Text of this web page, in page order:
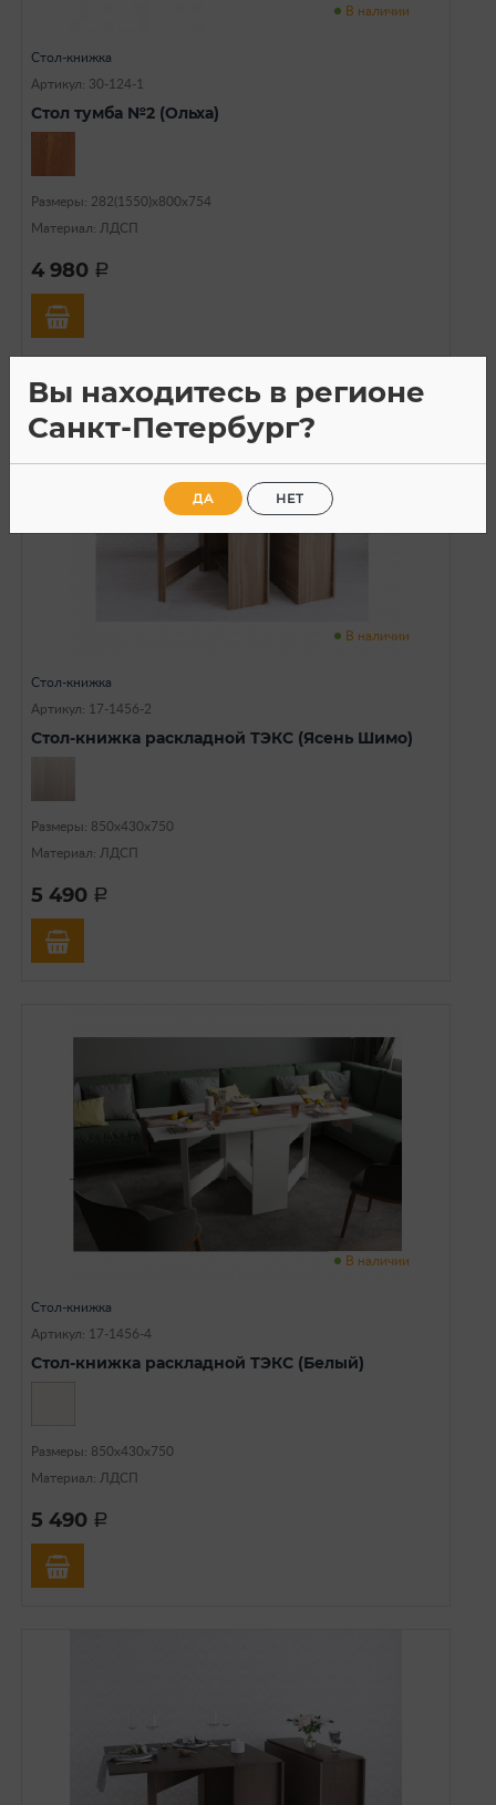
В наличии
Стол-книжка
Артикул: 30-124-1
Стол тумба №2 (Ольха)
Размеры: 282(1550)х800х754
Материал: ЛДСП
4 980 a
В наличии
Стол-книжка
Артикул: 17-1456-2
Стол-книжка раскладной ТЭКС (Ясень Шимо)
Размеры: 850х430х750
Материал: ЛДСП
5 490 a
В наличии
Стол-книжка
Артикул: 17-1456-4
Стол-книжка раскладной ТЭКС (Белый)
Размеры: 850х430х750
Материал: ЛДСП
5 490 a
Вы находитесь в регионе
Санкт-Петербург?
ДА НЕТ